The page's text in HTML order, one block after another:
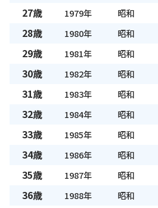
27歳 1979年 昭和
28歳 1980年 昭和
29歳 1981年 昭和
30歳 1982年 昭和
31歳 1983年 昭和
32歳 1984年 昭和
33歳 1985年 昭和
34歳 1986年 昭和
35歳 1987年 昭和
36歳 1988年 昭和